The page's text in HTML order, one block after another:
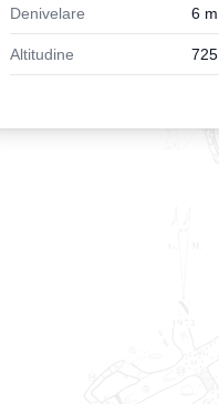
Denivelare 6 m
Altitudine 725